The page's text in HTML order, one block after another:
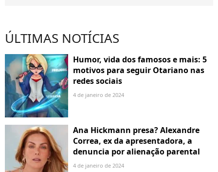
ÚLTIMAS NOTÍCIAS
Humor, vida dos famosos e mais: 5
motivos para seguir Otariano nas
redes sociais
4 de janeiro de 2024
Ana Hickmann presa? Alexandre
Correa, ex da apresentadora, a
denuncia por alienação parental
4 de janeiro de 2024